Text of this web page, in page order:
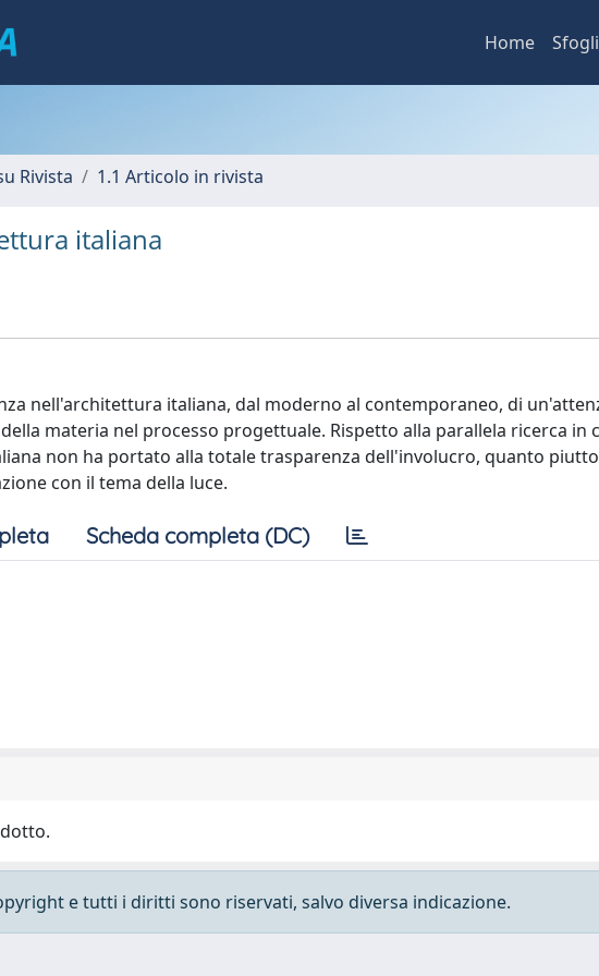
Home
Rivista 1.1 Articolo in rivista
italiana
nell'architettura italiana, dal moderno al contemporaneo, di
materia nel processo progettuale. Rispetto alla parallela ricerca in
non ha portato alla totale trasparenza dell'involucro, quanto
con il tema della luce.
Scheda completa (DC)
e tutti i diritti sono riservati, salvo diversa indicazione.